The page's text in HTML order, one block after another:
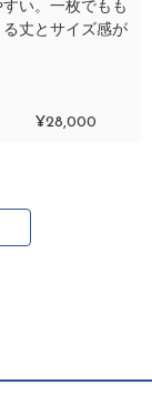
い。一枚でもも
丈とサイズ感が
¥28,000